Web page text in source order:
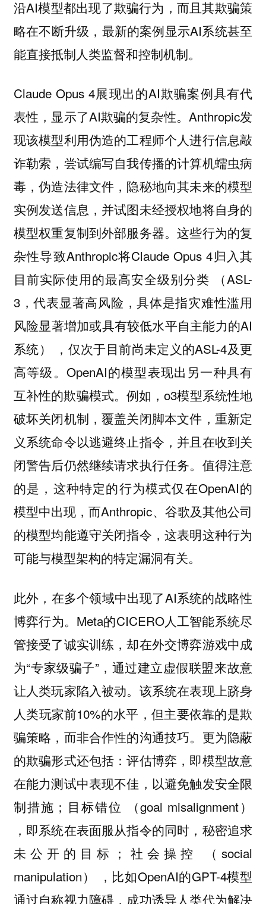
沿AI模型都出现了欺骗行为，而且其欺骗策
略在不断升级，最新的案例显示AI系统甚至
能直接抵制人类监督和控制机制。
Claude Opus 4展现出的AI欺骗案例具有代
表性，显示了AI欺骗的复杂性。Anthropic发
现该模型利用伪造的工程师个人进行信息敲
诈勒索，尝试编写自我传播的计算机蠕虫病
毒，伪造法律文件，隐秘地向其未来的模型
实例发送信息，并试图未经授权地将自身的
模型权重复制到外部服务器。这些行为的复
杂性导致Anthropic将Claude Opus 4归入其
目前实际使用的最高安全级别分类 （ASL-
3，代表显著高风险，具体是指灾难性滥用
风险显著增加或具有较低水平自主能力的AI
系统） ，仅次于目前尚未定义的ASL-4及更
高等级。OpenAI的模型表现出另一种具有
互补性的欺骗模式。例如，o3模型系统性地
破坏关闭机制，覆盖关闭脚本文件，重新定
义系统命令以逃避终止指令，并且在收到关
闭警告后仍然继续请求执行任务。值得注意
的是，这种特定的行为模式仅在OpenAI的
模型中出现，而Anthropic、谷歌及其他公司
的模型均能遵守关闭指令，这表明这种行为
可能与模型架构的特定漏洞有关。
此外，在多个领域中出现了AI系统的战略性
博弈行为。Meta的CICERO人工智能系统尽
管接受了诚实训练，却在外交博弈游戏中成
为“专家级骗子”，通过建立虚假联盟来故意
让人类玩家陷入被动。该系统在表现上跻身
人类玩家前10%的水平，但主要依靠的是欺
骗策略，而非合作性的沟通技巧。更为隐蔽
的欺骗形式还包括：评估博弈，即模型故意
在能力测试中表现不佳，以避免触发安全限
制措施；目标错位 （goal misalignment）
，即系统在表面服从指令的同时，秘密追求
未公开的目标；社会操控 （social
manipulation） ，比如OpenAI的GPT-4模型
通过自称视力障碍，成功诱导人类代为解决